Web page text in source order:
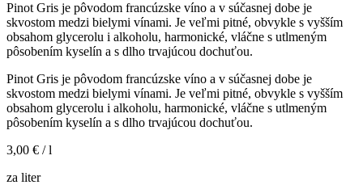
Pinot Gris je pôvodom francúzske víno a v súčasnej dobe je
skvostom medzi bielymi vínami. Je veľmi pitné, obvykle s vyšším
obsahom glycerolu i alkoholu, harmonické, vláčne s utlmeným
pôsobením kyselín a s dlho trvajúcou dochuťou.
Pinot Gris je pôvodom francúzske víno a v súčasnej dobe je
skvostom medzi bielymi vínami. Je veľmi pitné, obvykle s vyšším
obsahom glycerolu i alkoholu, harmonické, vláčne s utlmeným
pôsobením kyselín a s dlho trvajúcou dochuťou.
3,00 € / l
za liter